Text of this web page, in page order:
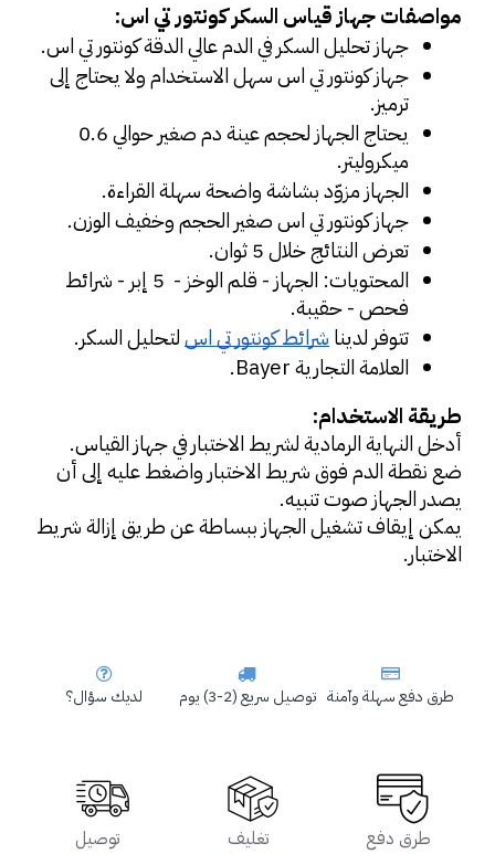
طرق دفع سهلة وآمنة توصيل سريع (2-3) يوم لديك سؤال؟
مواصفات جهاز قياس السكر كونتور تي اس:
جهاز تحليل السكر في الدم عالي الدقة كونتور تي اس.
ترميز.
ميكروليتر.
الجهاز مزوّد بشاشة واضحة سهلة القراءة.
جهاز كونتور تي اس صغير الحجم وخفيف الوزن.
تعرض النتائج خلال 5 ثوان.
فحص - حقيبة.
تتوفر لدينا شرائط كونتور تي اس لتحليل السكر.
العلامة التجارية Bayer.
طريقة الاستخدام:
أدخل النهاية الرمادية لشريط الاختبار في جهاز القياس.
يصدر الجهاز صوت تنبيه.
الاختبار.
طرق دفع تغليف توصيل